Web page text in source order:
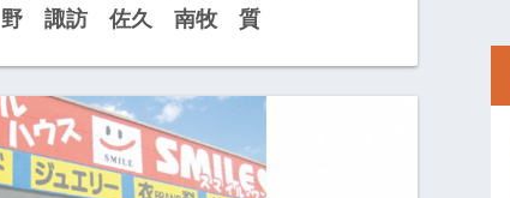
野 諏訪 佐久 南牧 質